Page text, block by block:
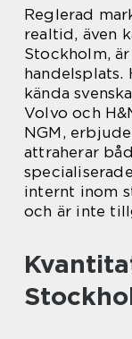
Reglerad
realtid, även
Stockholm,
handelsplats.
kända
Volvo och
NGM,
attraherar
internt inom
och är inte